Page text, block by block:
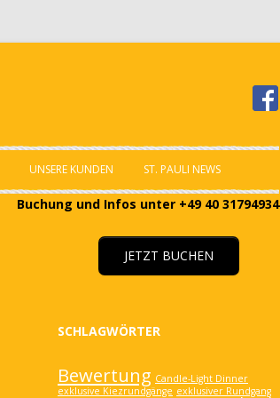
UNSERE KUNDEN ST. PAULI NEWS
Buchung und Infos unter +49 40 31794934
JETZT BUCHEN
SCHLAGWÖRTER
Bewertung Candle-Light Dinner
exklusive Kiezrundgänge exklusiver Rundgang